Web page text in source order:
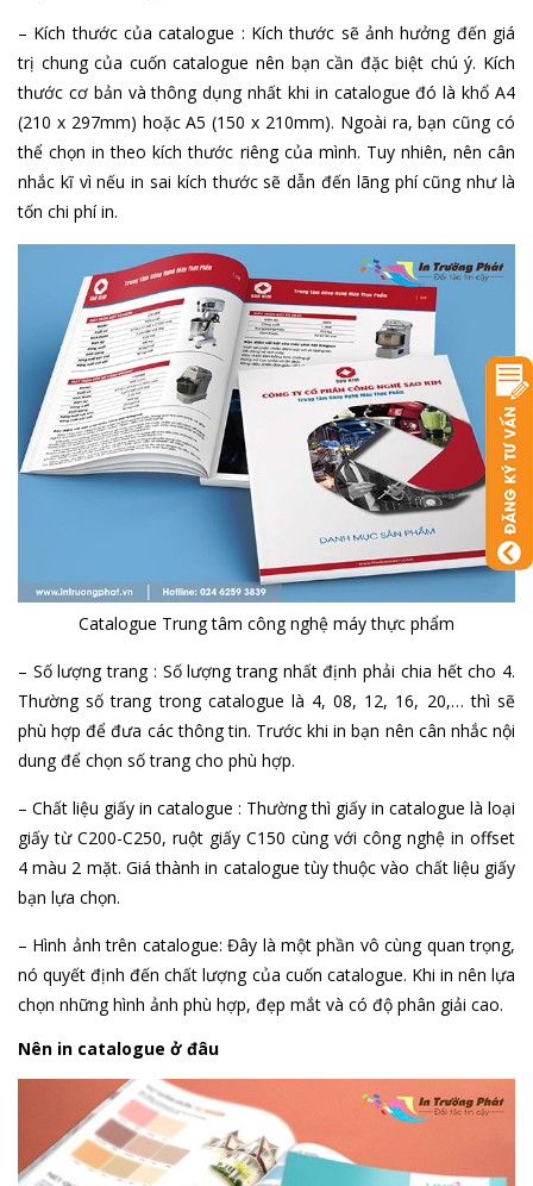
– Kích thước của catalogue : Kích thước sẽ ảnh hưởng đến giá
trị chung của cuốn catalogue nên bạn cần đặc biệt chú ý. Kích
thước cơ bản và thông dụng nhất khi in catalogue đó là khổ A4
(210 x 297mm) hoặc A5 (150 x 210mm). Ngoài ra, bạn cũng có
thể chọn in theo kích thước riêng của mình. Tuy nhiên, nên cân
nhắc kĩ vì nếu in sai kích thước sẽ dẫn đến lãng phí cũng như là
tốn chi phí in.
Catalogue Trung tâm công nghệ máy thực phẩm
– Số lượng trang : Số lượng trang nhất định phải chia hết cho 4.
Thường số trang trong catalogue là 4, 08, 12, 16, 20,… thì sẽ
phù hợp để đưa các thông tin. Trước khi in bạn nên cân nhắc nội
dung để chọn số trang cho phù hợp.
– Chất liệu giấy in catalogue : Thường thì giấy in catalogue là loại
giấy từ C200-C250, ruột giấy C150 cùng với công nghệ in offset
4 màu 2 mặt. Giá thành in catalogue tùy thuộc vào chất liệu giấy
bạn lựa chọn.
– Hình ảnh trên catalogue: Đây là một phần vô cùng quan trọng,
nó quyết định đến chất lượng của cuốn catalogue. Khi in nên lựa
chọn những hình ảnh phù hợp, đẹp mắt và có độ phân giải cao.
Nên in catalogue ở đâu